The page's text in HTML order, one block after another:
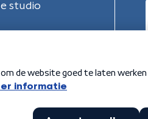
studio